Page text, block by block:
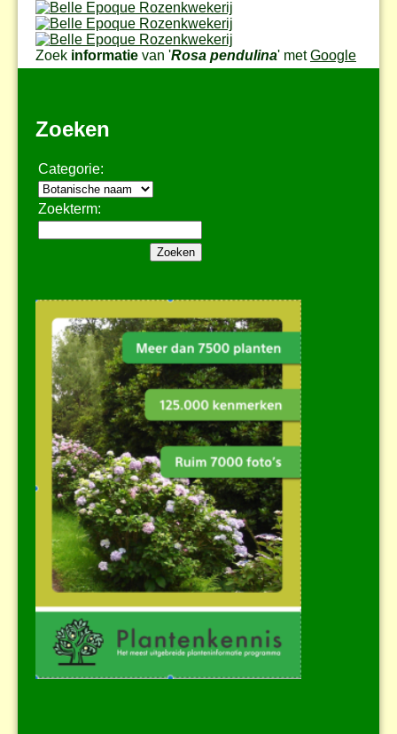
Zoek informatie van 'Rosa pendulina' metGoogle
Zoeken
Categorie:
Zoekterm: